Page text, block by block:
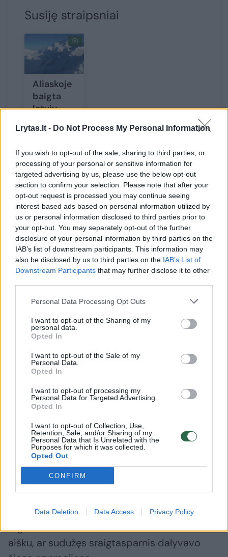
Lrytas.lt - Do Not Process My Personal Information
If you wish to opt-out of the sale, sharing to third parties, or
processing of your personal or sensitive information for
targeted advertising by us, please use the below opt-out
section to confirm your selection. Please note that after your
opt-out request is processed you may continue seeing
interest-based ads based on personal information utilized by
us or personal information disclosed to third parties prior to
your opt-out. You may separately opt-out of the further
disclosure of your personal information by third parties on the
IAB’s list of downstream participants. This information may
also be disclosed by us to third parties on the IAB’s List of
Downstream Participants that may further disclose it to other
Personal Data Processing Opt Outs
I want to opt-out of the Sharing of my
personal data.
Opted In
I want to opt-out of the Sale of my
Personal Data.
Opted In
I want to opt-out of processing my
Personal Data for Targeted Advertising.
Opted In
I want to opt-out of Collection, Use,
Retention, Sale, and/or Sharing of my
Personal Data that Is Unrelated with the
Purposes for which it was collected.
Opted Out
CONFIRM
Data Deletion Data Access Privacy Policy
Susiję straipsniai
Aliaskoje
baigta
latvių
kūnų
ir
nukėlimo
operacija
Karinis sraigtasparnis Mi-17 gali skraidinti iki
36 visiškai aprūpintų karių.
prasidėję smurtiniai protestai toliau vyko
didžiuosiuose regiono miestuose. Patvirtinta,
kad saugumo pajėgoms malšinant protestus,
į kuriuos renkasi vis daugiau demonstrantų,
žuvo 14 žmonių.
Neramumus sukėlė vietos visuomenės
planuojamas demonstracijas buvo
paskelbtas teroristine grupuote,
uždraudimas.
Kariniai sraigtasparniai buvo dislokuoti
protestams Muzafarabade ir kituose
regionuose stebėti, tačiau nebuvo iš karto
aišku, ar sudužęs sraigtasparnis dalyvavo